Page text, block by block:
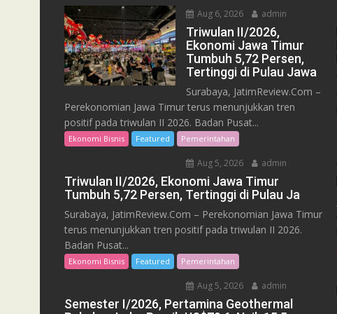
Aug 6, 2026 admin
Triwulan II/2026,
Ekonomi Jawa Timur
Tumbuh 5,72 Persen,
Tertinggi di Pulau Jawa
Surabaya, JatimReview.Com –
Perekonomian Jawa Timur terus menunjukkan tren
positif pada triwulan II 2026. Badan Pusat...
Ekonomi Bisnis Featured Pemerintahan
Aug 5, 2026 admin
Triwulan II/2026, Ekonomi Jawa Timur
Tumbuh 5,72 Persen, Tertinggi di Pulau Ja
Surabaya, JatimReview.Com – Perekonomian Jawa Timur
terus menunjukkan tren positif pada triwulan II 2026.
Badan Pusat...
Ekonomi Bisnis Featured Pemerintahan
Aug 5, 2026 admin
Semester I/2026, Pertamina Geothermal